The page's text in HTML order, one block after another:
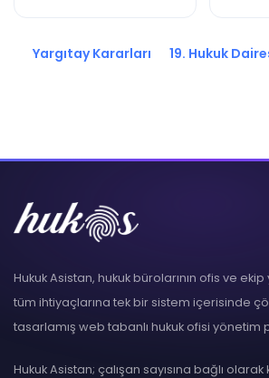
Yargıtay Kararları 19. Hukuk
Hukuk Asistan, hukuk bürolarının ofis ve
tüm ihtiyaçlarına tek bir sistem içerisinde
tasarlamış web tabanlı hukuk ofisi yönetim
Hukuk Asistan; çalışan sayısına bağlı olarak